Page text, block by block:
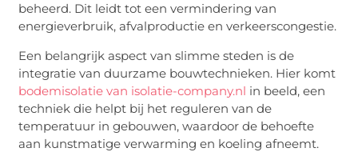
beheerd. Dit leidt tot een vermindering van
energieverbruik, afvalproductie en verkeerscongestie.
Een belangrijk aspect van slimme steden is de
integratie van duurzame bouwtechnieken. Hier komt
bodemisolatie van isolatie-company.nl in beeld, een
techniek die helpt bij het reguleren van de
temperatuur in gebouwen, waardoor de behoefte
aan kunstmatige verwarming en koeling afneemt.